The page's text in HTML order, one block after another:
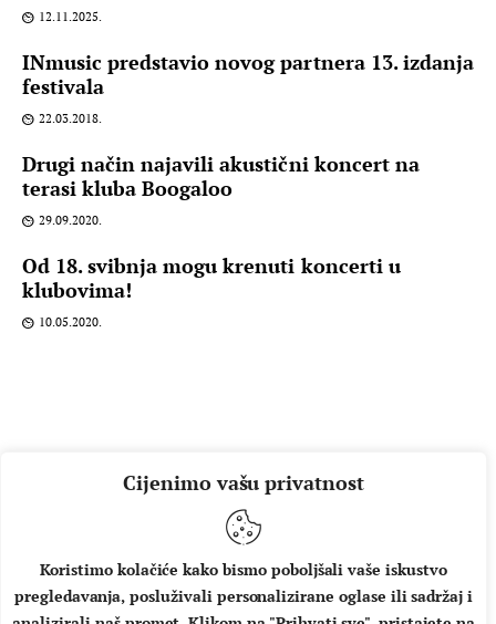
Cijenimo vašu privatnost
Koristimo kolačiće kako bismo poboljšali vaše iskustvo
pregledavanja, posluživali personalizirane oglase ili sadržaj i
12.11.2025.
INmusic predstavio novog partnera 13. izdanja
festivala
22.03.2018.
Drugi način najavili akustični koncert na
terasi kluba Boogaloo
29.09.2020.
Od 18. svibnja mogu krenuti koncerti u
klubovima!
10.05.2020.
O NAMA IMPRESSUM UVJETI KORIŠTENJA